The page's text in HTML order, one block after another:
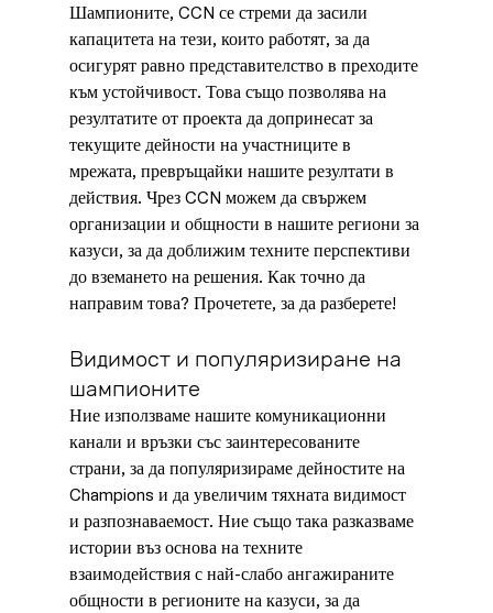
Шампионите, CCN се стреми да засили
капацитета на тези, които работят, за да
осигурят равно представителство в преходите
към устойчивост. Това също позволява на
резултатите от проекта да допринесат за
текущите дейности на участниците в
мрежата, превръщайки нашите резултати в
действия. Чрез CCN можем да свържем
организации и общности в нашите региони за
казуси, за да доближим техните перспективи
до вземането на решения. Как точно да
направим това? Прочетете, за да разберете!
Видимост и популяризиране на
шампионите
Ние използваме нашите комуникационни
канали и връзки със заинтересованите
страни, за да популяризираме дейностите на
Champions и да увеличим тяхната видимост
и разпознаваемост. Ние също така разказваме
истории въз основа на техните
взаимодействия с най-слабо ангажираните
общности в регионите на казуси, за да